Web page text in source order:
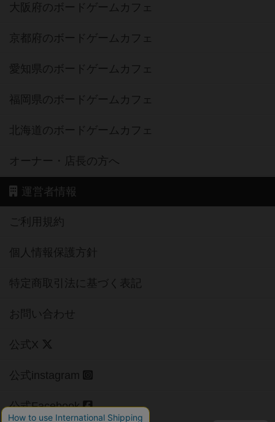
大阪府のボードゲームカフェ
京都府のボードゲームカフェ
愛知県のボードゲームカフェ
福岡県のボードゲームカフェ
北海道のボードゲームカフェ
オーナー・店長の方へ
運営者情報
ご利用規約
個人情報保護方針
特定商取引法に基づく表記
お問い合わせ
公式X
公式instagram
公式Facebook